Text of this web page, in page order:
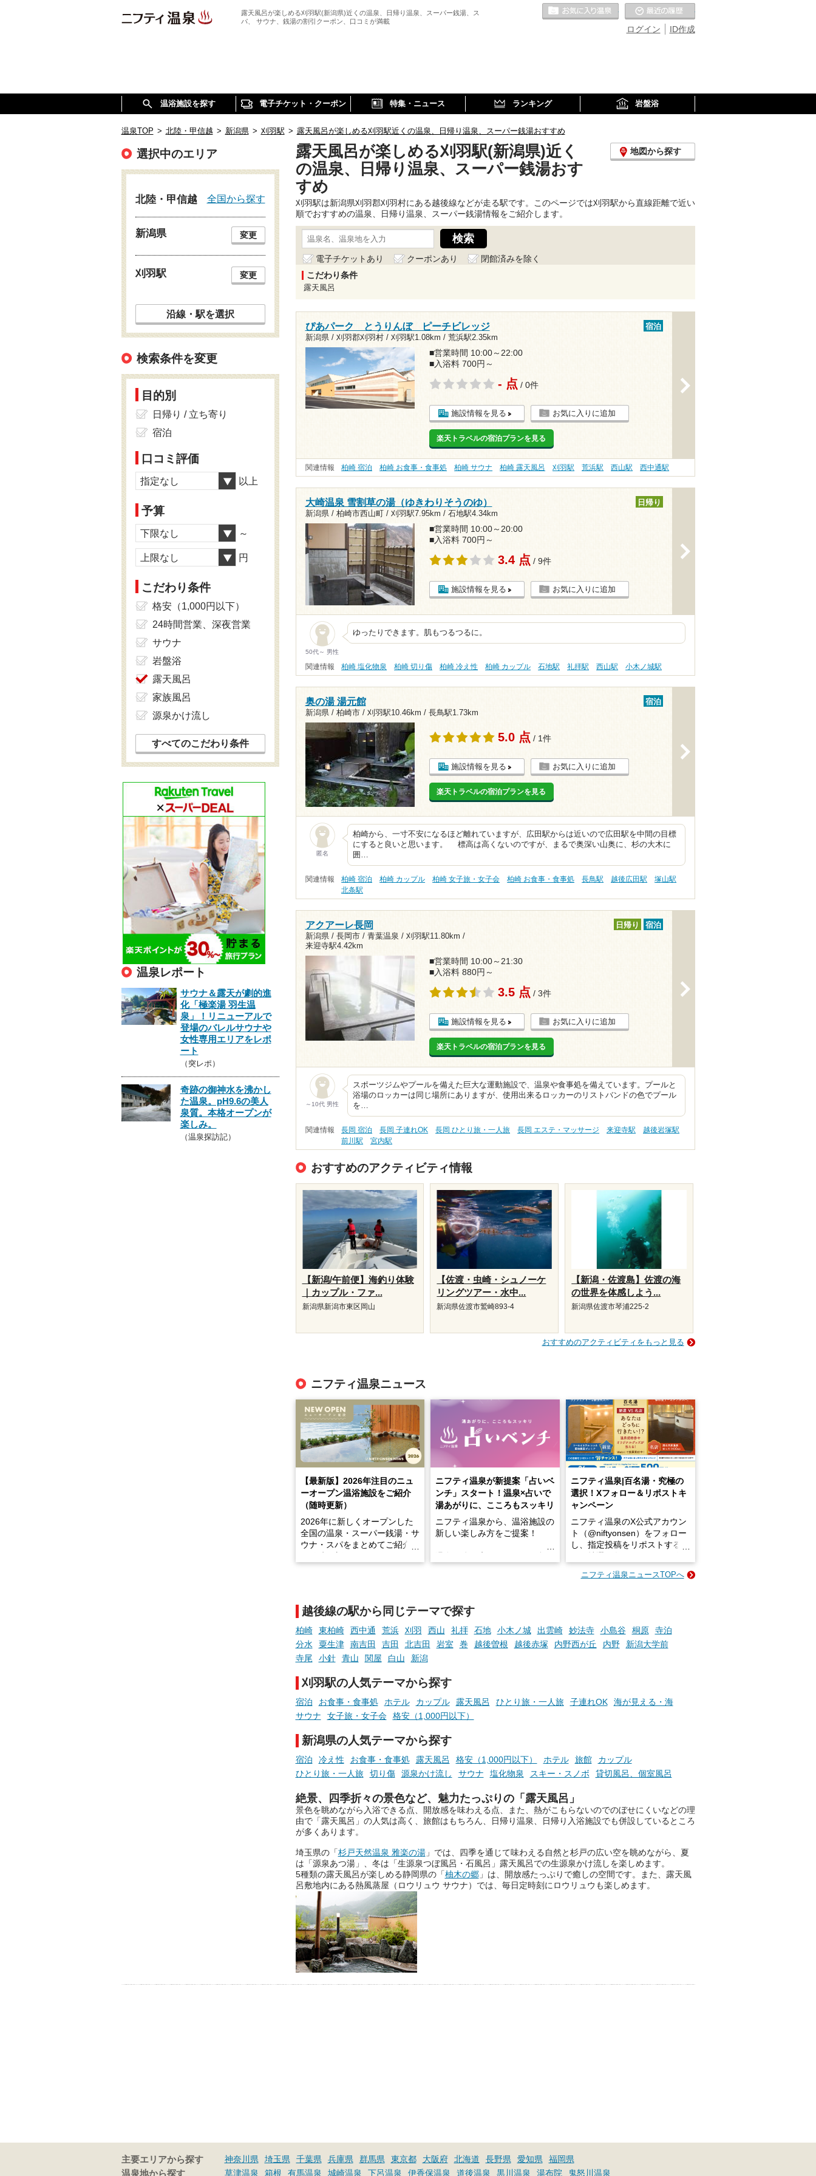
露天風呂が楽しめる刈羽駅(新潟県)近くの温泉、日帰り温泉、スーパー銭湯、ス
パ、 サウナ、銭湯の割引クーポン、口コミが満載
ID作成
ログイン
お気に入りの温泉
温浴施設を探す 電子チケット・クーポン 特集・ニュース ランキング 岩盤浴
温泉TOP > 北陸・甲信越 > 新潟県 > 刈羽駅 > 露天風呂が楽しめる刈羽駅近くの温泉、日帰り温泉、スーパー銭湯おすすめ
露天風呂が楽しめる刈羽駅(新潟県)近く
の温泉、日帰り温泉、スーパー銭湯おす
すめ
地図から探す
刈羽駅は新潟県刈羽郡刈羽村にある越後線などが走る駅です。このページでは刈羽駅から直線距離で近い
順でおすすめの温泉、日帰り温泉、スーパー銭湯情報をご紹介します。
電子チケットあり クーポンあり
閉館済みを除く
こだわり条件
露天風呂
ぴあパーク とうりんぼ ピーチビレッジ
新潟県 / 刈羽郡刈羽村 / 刈羽駅1.08km / 荒浜駅2.35km
宿泊
■営業時間 10:00～22:00
■入浴料 700円～
- 点 / 0件
施設情報を見る お気に入りに追加
楽天トラベルの宿泊プランを見る
関連情報 柏崎 宿泊 柏崎 お食事・食事処 柏崎 サウナ 柏崎 露天風呂 刈羽駅 荒浜駅 西山駅 西中通駅
大崎温泉 雪割草の湯（ゆきわりそうのゆ）
新潟県 / 柏崎市西山町 / 刈羽駅7.95km / 石地駅4.34km
日帰り
■営業時間 10:00～20:00
■入浴料 700円～
3.4 点 / 9件
施設情報を見る お気に入りに追加
50代～ 男性
ゆったりできます。肌もつるつるに。
関連情報 柏崎 塩化物泉 柏崎 切り傷 柏崎 冷え性 柏崎 カップル 石地駅 礼拝駅 西山駅 小木ノ城駅
奥の湯 湯元館
新潟県 / 柏崎市 / 刈羽駅10.46km / 長鳥駅1.73km
宿泊
5.0 点 / 1件
施設情報を見る お気に入りに追加
楽天トラベルの宿泊プランを見る
匿名
柏崎から、一寸不安になるほど離れていますが、広田駅からは近いので広田駅を中間の目標
にすると良いと思います。 標高は高くないのですが、まるで奥深い山奥に、杉の大木に
囲…
関連情報 柏崎 宿泊 柏崎 カップル 柏崎 女子旅・女子会 柏崎 お食事・食事処 長鳥駅 越後広田駅
塚山駅
北条駅
アクアーレ長岡
新潟県 / 長岡市 / 青葉温泉 / 刈羽駅11.80km /
来迎寺駅4.42km
日帰り 宿泊
■営業時間 10:00～21:30
■入浴料 880円～
3.5 点 / 3件
施設情報を見る お気に入りに追加
楽天トラベルの宿泊プランを見る
～10代 男性
スポーツジムやプールを備えた巨大な運動施設で、温泉や食事処を備えています。プールと
浴場のロッカーは同じ場所にありますが、使用出来るロッカーのリストバンドの色でプール
を…
関連情報 長岡 宿泊 長岡 子連れOK 長岡 ひとり旅・一人旅 長岡 エステ・マッサージ 来迎寺駅
越後岩塚駅
前川駅
宮内駅
おすすめのアクティビティ情報
【新潟/午前便】海釣り体験
｜カップル・ファ...
新潟県新潟市東区岡山
【佐渡・虫崎・シュノーケ
リングツアー・水中...
新潟県佐渡市鷲崎893-4
【新潟・佐渡島】佐渡の海
の世界を体感しよう...
新潟県佐渡市琴浦225-2
おすすめのアクティビティをもっと見る
ニフティ温泉ニュース
【最新版】2026年注目のニュ
ーオープン温浴施設をご紹介
（随時更新）
2026年に新しくオープンした
全国の温泉・スーパー銭湯・サ
ウナ・スパをまとめてご紹介！
います。
現地取材記事もあわせて紹介し
ていますので、気になる施設は
ぜひチェックして次のおでかけ
先の参考にしてみてください
ニフティ温泉が新提案「占いベ
ンチ」スタート！温泉×占いで
湯あがりに、こころもスッキリ
ニフティ温泉から、温浴施設の
新しい楽しみ方をご提案！
手相やタロットなど気軽に楽し
める占いで、“ととのう”おふろ
時間を、もっと特別に。
ニフティ温泉|百名湯・究極の
選択！Xフォロー＆リポストキ
ャンペーン
ニフティ温泉のX公式アカウン
ト（@niftyonsen）をフォロー
し、指定投稿をリポストする
GIFT500円分をプレゼントい
ニフティ温泉ニュースTOPへ
越後線の駅から同じテーマで探す
柏崎 東柏崎 西中通 荒浜 刈羽 西山 礼拝 石地 小木ノ城 出雲崎 妙法寺 小島谷 桐原
寺泊
分水
粟生津 南吉田 吉田 北吉田 岩室 巻 越後曽根 越後赤塚 内野西が丘 内野
新潟大学前
寺尾
小針 青山 関屋 白山 新潟
刈羽駅の人気テーマから探す
宿泊 お食事・食事処 ホテル カップル 露天風呂 ひとり旅・一人旅 子連れOK
海が見える・海
サウナ
女子旅・女子会 格安（1,000円以下）
新潟県の人気テーマから探す
宿泊 冷え性 お食事・食事処 露天風呂 格安（1,000円以下） ホテル 旅館
カップル
ひとり旅・一人旅
切り傷 源泉かけ流し サウナ 塩化物泉 スキー・スノボ 貸切風呂、個室風呂
絶景、四季折々の景色など、魅力たっぷりの「露天風呂」
景色を眺めながら入浴できる点、開放感を味わえる点、また、熱がこもらないのでのぼせにくいなどの理
由で「露天風呂」の人気は高く、旅館はもちろん、日帰り温泉、日帰り入浴施設でも併設しているところ
が多くあります。
埼玉県の「杉戸天然温泉 雅楽の湯」では、四季を通じて味わえる自然と杉戸の広い空を眺めながら、夏
は「源泉あつ湯」、冬は「生源泉つぼ風呂・石風呂」露天風呂での生源泉かけ流しを楽しめます。
5種類の露天風呂が楽しめる静岡県の「柚木の郷」は、開放感たっぷりで癒しの空間です。また、露天風
呂敷地内にある熱風蒸屋（ロウリュウ サウナ）では、毎日定時刻にロウリュウも楽しめます。
選択中のエリア
北陸・甲信越 全国から探す
新潟県 変更
刈羽駅 変更
沿線・駅を選択
検索条件を変更
目的別
日帰り / 立ち寄り
宿泊
口コミ評価
指定なし 以上
予算
下限なし ～
上限なし 円
こだわり条件
格安（1,000円以下）
24時間営業、深夜営業
サウナ
岩盤浴
露天風呂
家族風呂
源泉かけ流し
すべてのこだわり条件
温泉レポート
サウナ＆露天が劇的進
化「極楽湯 羽生温
泉」！リニューアルで
登場のバレルサウナや
女性専用エリアをレポ
ート
（突レポ）
奇跡の御神水を沸かし
た温泉。pH9.6の美人
泉質。本格オープンが
楽しみ。
（温泉探訪記）
主要エリアから探す 神奈川県 埼玉県 千葉県 兵庫県 群馬県 東京都 大阪府 北海道 長野県 愛知県
福岡県
温泉地から探す
草津温泉 箱根 有馬温泉 城崎温泉 下呂温泉 伊香保温泉 道後温泉 黒川温泉 湯布院 鬼怒川温泉